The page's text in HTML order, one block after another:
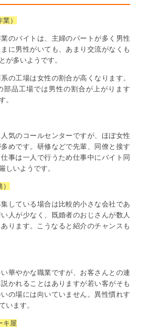
）
のバイトは、主婦のパートが多く男性
に男性がいても、あまり交流がなくも
が多いようです。
の工場は女性の割合が高くなります。
部品工場では男性の割合が上がります
。
気のコールセンターですが、ほぼ女性
めです。研修などで先輩、同僚と接す
事は一人で行うため仕事中にバイト同
しいようです。
している場合は比較的小さな会社であ
人が少なく、既婚者のおじさんが数人
ります。こうなると紹介のチャンスも
華やかな職業ですが、お客さんとの連
かれることはありますが若い客がそも
の場には向いていません。異性慣れす
います。
キ屋